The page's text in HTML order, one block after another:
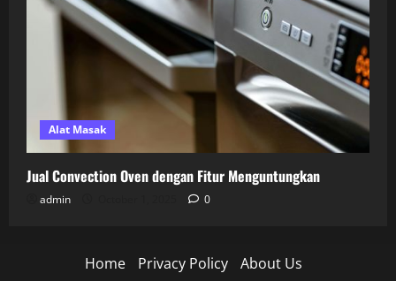
Alat Masak
Jual Convection Oven dengan Fitur Menguntungkan
admin 0
Home Privacy Policy About Us